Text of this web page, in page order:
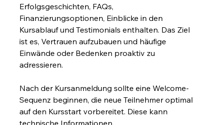
Erfolgsgeschichten, FAQs,
Finanzierungsoptionen, Einblicke in den
Kursablauf und Testimonials enthalten. Das Ziel
ist es, Vertrauen aufzubauen und häufige
Einwände oder Bedenken proaktiv zu
adressieren.
Nach der Kursanmeldung sollte eine Welcome-
Sequenz beginnen, die neue Teilnehmer optimal
auf den Kursstart vorbereitet. Diese kann
technische Informationen,